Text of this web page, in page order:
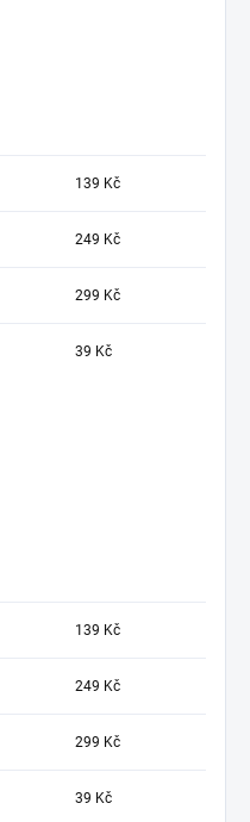
139 Kč
249 Kč
299 Kč
39 Kč
139 Kč
249 Kč
299 Kč
39 Kč